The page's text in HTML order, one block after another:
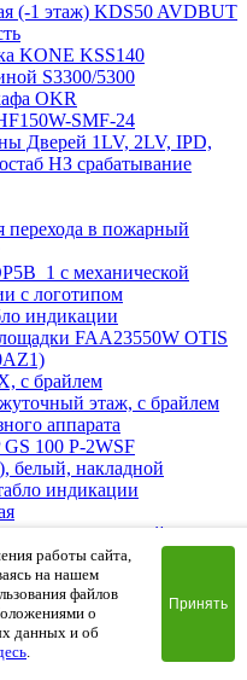
(-1 этаж) KDS50 AVDBUT
KONE KSS140
S3300/5300
OKR
SMF-24
Дверей 1LV, 2LV, IPD,
НЗ срабатывание
перехода в пожарный
с механической
с логотипом
индикации
FAA23550W OTIS
с брайлем
этаж, с брайлем
аппарата
100 P-2WSF
белый, накладной
индикации
красный цвет на
300 PG-2BSF (Вверх/
(пожарная
работы сайта,
на нашем
файлов
о
данных и об
.
Принять